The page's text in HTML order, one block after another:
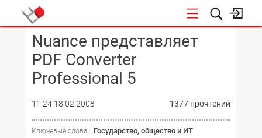
КОНФЕРЕНЦИИ
Nuance представляет
PDF Converter
Professional 5
11:24 18.02.2008 1377 прочтений
Ключевые слова : Государство, общество и ИТ